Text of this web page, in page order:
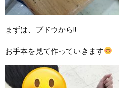
まずは、ブドウから!!
お手本を見て作っていきます